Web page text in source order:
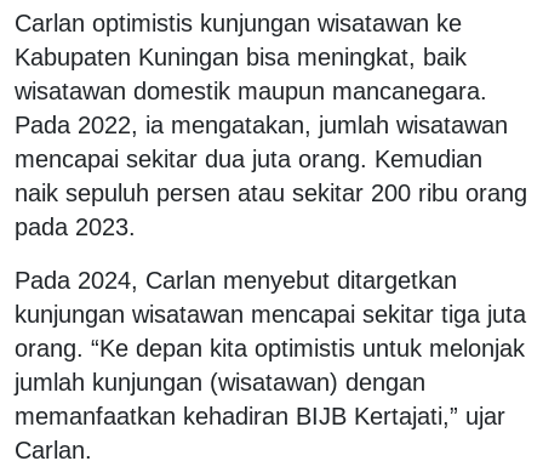
Carlan optimistis kunjungan wisatawan ke
Kabupaten Kuningan bisa meningkat, baik
wisatawan domestik maupun mancanegara.
Pada 2022, ia mengatakan, jumlah wisatawan
mencapai sekitar dua juta orang. Kemudian
naik sepuluh persen atau sekitar 200 ribu orang
pada 2023.
Pada 2024, Carlan menyebut ditargetkan
kunjungan wisatawan mencapai sekitar tiga juta
orang. “Ke depan kita optimistis untuk melonjak
jumlah kunjungan (wisatawan) dengan
memanfaatkan kehadiran BIJB Kertajati,” ujar
Carlan.